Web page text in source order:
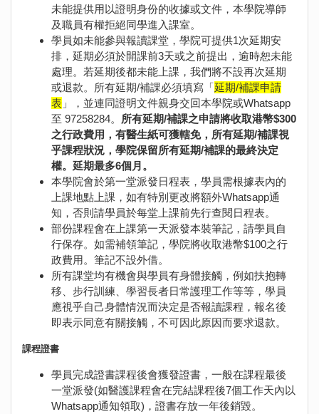
未能提供用以證明身份的收據或文件，本學院導師
及職員有權拒絕同學進入課室。
學員如未能參與報讀課堂，學院可提供1次延期安
排，延期必須於開課前3天或之前提出，逾時恕未能
處理。若延期後都未能上課，我們將不設再次延期
或退款。所有延期/補課必須填寫「延期/補課申請
表 」，並連同證明文件親身交回本學院或Whatsapp
至 97258284。 所有延期/補課之申請將收取港幣$300
之行政費用，有醫生紙可獲轄免，所有延期/補課視
乎課程狀況，學院保留所有延期/補課的最終決定
權。延期最多6個月。
本學院會於第一堂派發日程表，學員需根據表內的
上課地點上課，如有特別更改將額外Whatsapp通
知，否則請學員於每堂上課前先行查閱日程表。
部份課程會在上課第一天派發本裝筆記，請學員自
行保存。如需補領筆記，學院將收取港幣$100之行
政費用。筆記不設外借。
所有課堂均有機會與學員有身體接觸，例如扶抱轉
移、步行訓練、學習長者日常護理工作等等，學員
應視乎自己身體情況而決定是否報讀課程，報名後
即表示同意有關接觸，不可因此原因而要求退款。
課程證書
學員完成證書課程後會獲發證書，一般在課程最後
一堂派發(如醫護課程會在完結課程後7個工作天內以
Whatsapp通知領取)，證書存放一年後銷毀。